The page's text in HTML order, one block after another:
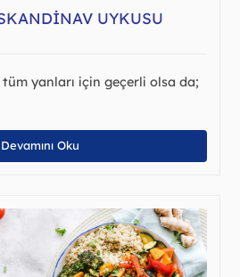
UYKUSU
yanları için geçerli olsa da;
Devamını Oku